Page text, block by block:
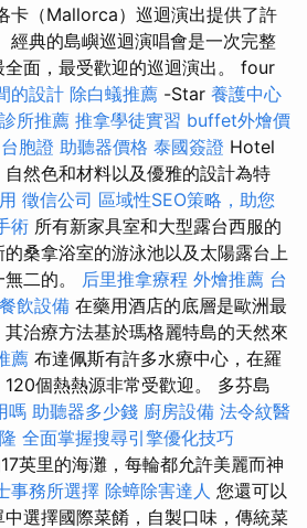
卡（Mallorca）巡迴演出提供了許
經典的島嶼巡迴演唱會是一次完整
全面，最受歡迎的巡迴演出。 four
的設計 除白蟻推薦 -Star 養護中心
所推薦 推拿學徒實習 buffet外燴價
台胞證 助聽器價格 泰國簽證 Hotel
然色和材料以及優雅的設計為特
徵信公司 區域性SEO策略，助您
術 所有新家具室和大型露台西服的
桑拿浴室的游泳池以及太陽露台上
二的。 后里推拿療程 外燴推薦 台
餐飲設備 在藥用酒店的底層是歐洲最
治療方法基於瑪格麗特島的天然來
薦 布達佩斯有許多水療中心，在羅
個熱熱源非常受歡迎。 多芬島
嗎 助聽器多少錢 廚房設備 法令紋醫
全面掌握搜尋引擎優化技巧
英里的海灘，每輪都允許美麗而神
事務所選擇 除蟑除害達人 您還可以
選擇國際菜餚，自製口味，傳統菜